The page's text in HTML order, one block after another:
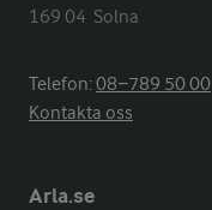
169 04  Solna
Telefon:08−789 50 00
Kontakta oss
Arla.se